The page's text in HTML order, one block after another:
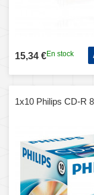
15,34 €En stock
1x10 Philips CD-R